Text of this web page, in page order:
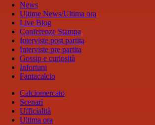
News
Ultime News/Ultima ora
Live Blog
Conferenze Stampa
Interviste post partita
Interviste pre partita
Gossip e curiosità
Infortuni
Fantacalcio
Calciomercato
Scenari
Ufficialità
Ultima ora